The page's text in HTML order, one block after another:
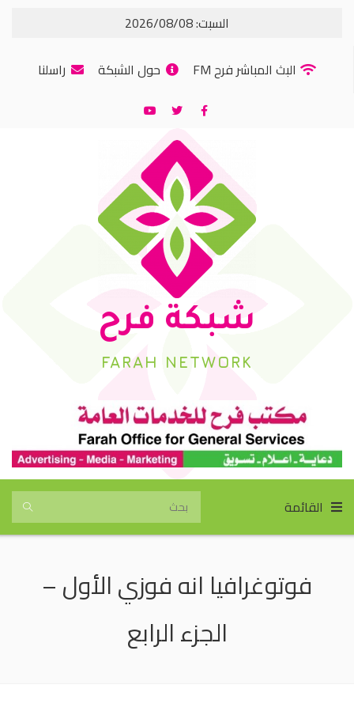
السبت: 2026/08/08
البث المباشر فرح FM
حول الشبكة راسلنا
شبكة فرح
FARAH NETWORK
القائمة
فوتوغرافيا انه فوزي الأول –
الجزء الرابع